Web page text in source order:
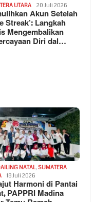
UTARA 20 Juli 2026
Akun Setelah
Streak’: Langkah
Mengembalikan
Diri dal…
NATAL, SUMATERA
18 Juli 2026
Harmoni di Pantai
PAPPRI Madina